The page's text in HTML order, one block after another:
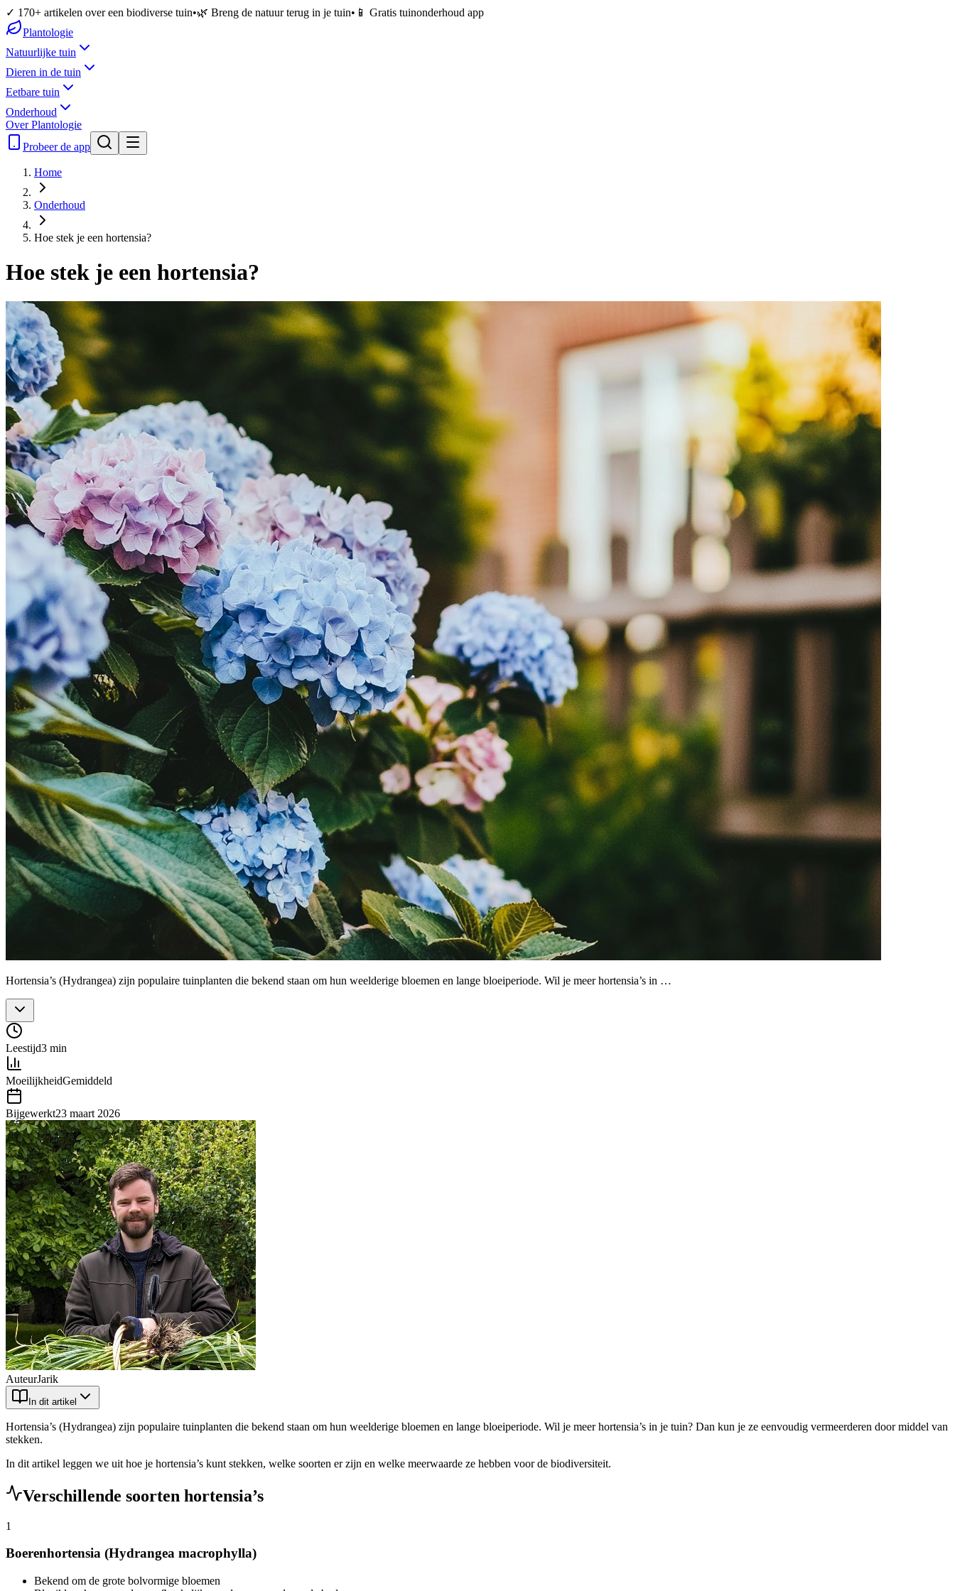
✓ 170+ artikelen over een biodiverse tuin•🌿 Breng de natuur terug in je tuin• 📱 Gratis tuinonderhoud app
Plantologie
Natuurlijke tuin
Dieren in de tuin
Eetbare tuin
Onderhoud
Over Plantologie
Probeer de app
Home
Onderhoud
Hoe stek je een hortensia?
Hoe stek je een hortensia?
Hortensia’s (Hydrangea) zijn populaire tuinplanten die bekend staan om hun weelderige bloemen en lange bloeiperiode. Wil je meer hortensia’s in …
Leestijd3 min
MoeilijkheidGemiddeld
Bijgewerkt23 maart 2026
AuteurJarik
In dit artikel
Hortensia’s (Hydrangea) zijn populaire tuinplanten die bekend staan om hun weelderige bloemen en lange bloeiperiode. Wil je meer hortensia’s in je tuin? Dan kun je ze eenvoudig vermeerderen door middel van
stekken.
In dit artikel leggen we uit hoe je hortensia’s kunt stekken, welke soorten er zijn en welke meerwaarde ze hebben voor de biodiversiteit.
Verschillende soorten hortensia’s
1
Boerenhortensia (Hydrangea macrophylla)
Bekend om de grote bolvormige bloemen